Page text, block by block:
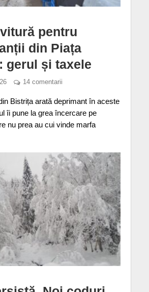
pentru
din Piața
gerul și taxele
14 comentarii
Bistrița arată deprimant în aceste
îi pune la grea încercare pe
nu prea au cui vinde marfa